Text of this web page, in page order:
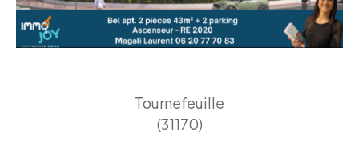
Tournefeuille
(31170)